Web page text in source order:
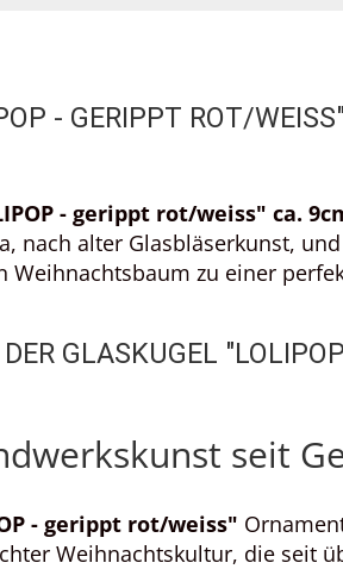
- GERIPPT ROT/
- gerippt rot/weiss" ca.
nach alter Glasbläserkunst,
Weihnachtsbaum zu einer
GLASKUGEL
seit
- gerippt rot/weiss"
Weihnachtskultur, die seit